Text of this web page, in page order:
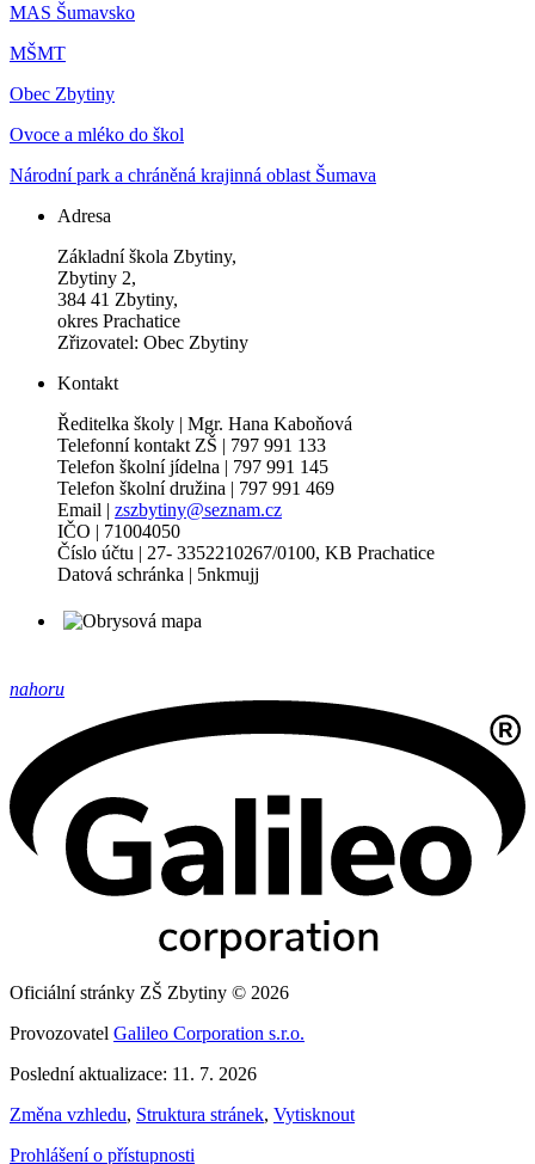
MAS Šumavsko
MŠMT
Obec Zbytiny
Ovoce a mléko do škol
Národní park a chráněná krajinná oblast Šumava
Adresa
Základní škola Zbytiny,
Zbytiny 2,
384 41 Zbytiny,
okres Prachatice
Zřizovatel: Obec Zbytiny
Kontakt
Ředitelka školy | Mgr. Hana Kaboňová
Telefonní kontakt ZŠ | 797 991 133
Telefon školní jídelna | 797 991 145
Telefon školní družina | 797 991 469
Email | zszbytiny@seznam.cz
IČO | 71004050
Číslo účtu | 27- 3352210267/0100, KB Prachatice
Datová schránka | 5nkmujj
nahoru
Oficiální stránky ZŠ Zbytiny © 2026
Provozovatel Galileo Corporation s.r.o.
Poslední aktualizace: 11. 7. 2026
Změna vzhledu, Struktura stránek, Vytisknout
Prohlášení o přístupnosti